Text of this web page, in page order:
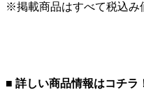
※掲載商品はすべて税込み
■ 詳しい商品情報はコチラ